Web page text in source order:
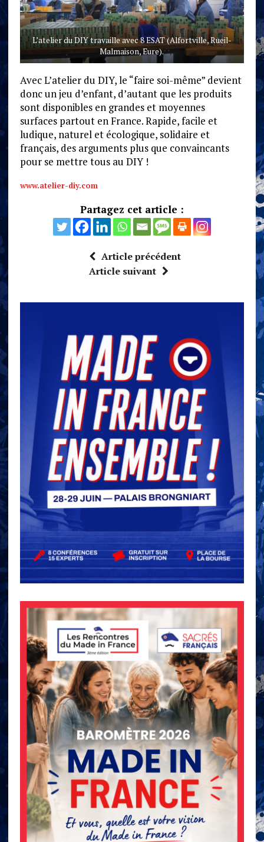
L’atelier du DIY travaille avec 8 ESAT (Alfortville, Rueil-
Malmaison, Eure).
Avec L’atelier du DIY, le “faire soi-même” devient
donc un jeu d’enfant, d’autant que les produits
sont disponibles en grandes et moyennes
surfaces partout en France. Rapide, facile et
ludique, naturel et écologique, solidaire et
français, des arguments plus que convaincants
pour se mettre tous au DIY !
www.atelier-diy.com
Partagez cet article :
Article précédent
Article suivant